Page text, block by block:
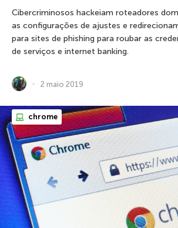
Cibercriminosos hackeiam roteadores
as configurações de ajustes e
para sites de phishing para roubar as
de serviços e internet banking.
2 maio 2019
chrome